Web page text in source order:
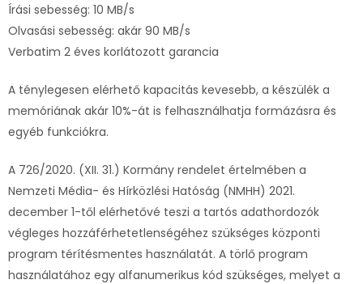
Írási sebesség: 10 MB/s
Olvasási sebesség: akár 90 MB/s
Verbatim 2 éves korlátozott garancia
A ténylegesen elérhető kapacitás kevesebb, a készülék a
memóriának akár 10%-át is felhasználhatja formázásra és
egyéb funkciókra.
A 726/2020. (XII. 31.) Kormány rendelet értelmében a
Nemzeti Média- és Hírközlési Hatóság (NMHH) 2021.
december 1-től elérhetővé teszi a tartós adathordozók
végleges hozzáférhetetlenségéhez szükséges központi
program térítésmentes használatát. A törlő program
használatához egy alfanumerikus kód szükséges, melyet a